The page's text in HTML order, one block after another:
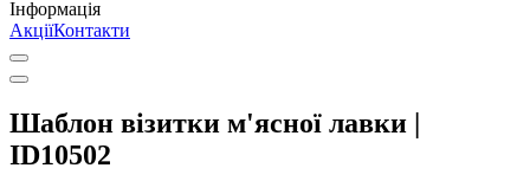
Інформація
АкціїКонтакти
Шаблон візитки м'ясної лавки |
ID10502